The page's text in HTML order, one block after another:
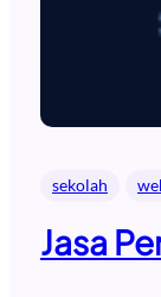
sekolah
Jasa